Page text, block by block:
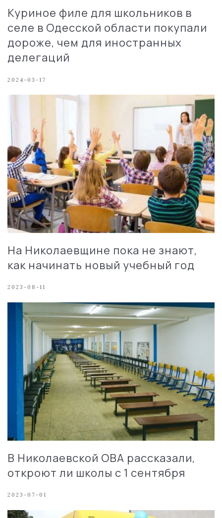
Куриное филе для школьников в
селе в Одесской области покупали
дороже, чем для иностранных
делегаций
2024-03-17
На Николаевщине пока не знают,
как начинать новый учебный год
2023-08-11
В Николаевской ОВА рассказали,
откроют ли школы с 1 сентября
2023-07-01